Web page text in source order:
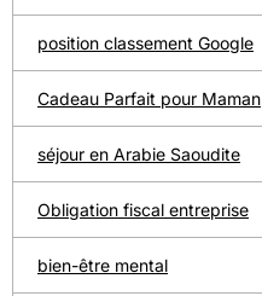
position classement Google
Cadeau Parfait pour Maman
séjour en Arabie Saoudite
Obligation fiscal entreprise
bien-être mental